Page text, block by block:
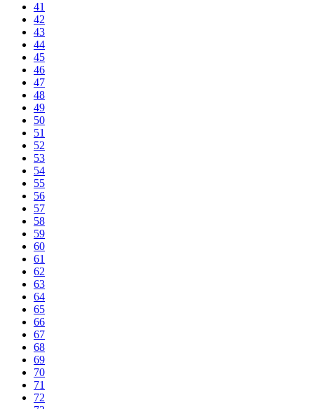
41
42
43
44
45
46
47
48
49
50
51
52
53
54
55
56
57
58
59
60
61
62
63
64
65
66
67
68
69
70
71
72